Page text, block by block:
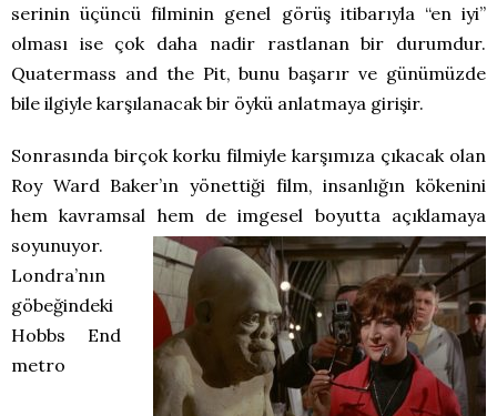
serinin üçüncü filminin genel görüş itibarıyla “en iyi”
olması ise çok daha nadir rastlanan bir durumdur.
Quatermass and the Pit, bunu başarır ve günümüzde
bile ilgiyle karşılanacak bir öykü anlatmaya girişir.
Sonrasında birçok korku filmiyle karşımıza çıkacak olan
Roy Ward Baker’ın yönettiği film, insanlığın kökenini
hem kavramsal hem de imgesel boyutta açıklamaya
soyunuyor.
Londra’nın
göbeğindeki
Hobbs End
metro